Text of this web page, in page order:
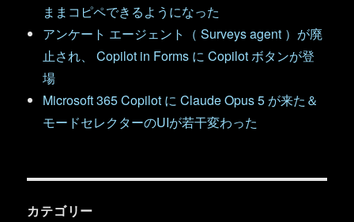
ままコピペできるようになった
アンケート エージェント（ Surveys agent ）が廃
止され、 Copilot in Forms に Copilot ボタンが登
場
Microsoft 365 Copilot に Claude Opus 5 が来た＆
モードセレクターのUIが若干変わった
カテゴリー